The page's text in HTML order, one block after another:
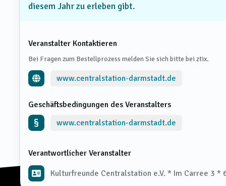
diesem Jahr zu erleben gibt.
Veranstalter Kontaktieren
Bei Fragen zum Bestellprozess melden Sie sich bitte bei ztix.
www.centralstation-darmstadt.de
Geschäftsbedingungen des Veranstalters
www.centralstation-darmstadt.de
Verantwortlicher Veranstalter
Kulturfreunde Centralstation e.V. * Im Carree 3 *